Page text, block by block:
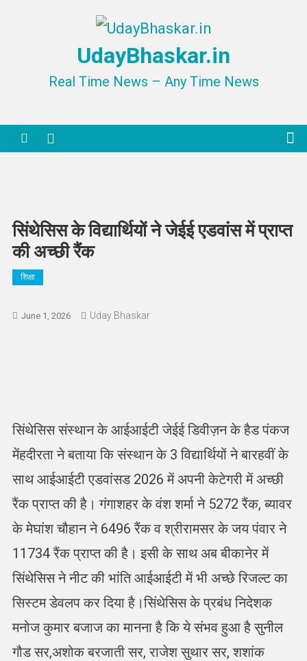
UdayBhaskar.in
Real Time News – Any Time News
सिंथेसिस के विद्यार्थियों ने जेईई एडवांस में प्राप्त
की अच्छी रैंक
शिक्षा
June 1, 2026 Uday Bhaskar
सिंथेसिस संस्थान के आईआईटी जेईई डिवीज़न के हैड पंकज
मेंहदीरता ने बताया कि संस्थान के 3 विद्यार्थियों ने बारहवीं के
साथ आईआईटी एडवांसड 2026 में अपनी केटेगरी में अच्छी
रैंक प्राप्त की है। गंगाशहर के वंश शर्मा ने 5272 रैंक, ब्यावर
के मेघांश चौहान ने 6496 रैंक व श्रीरामसर के जय पंवार ने
11734 रैंक प्राप्त की है। इसी के साथ अब बीकानेर में
सिंथेसिस ने नीट की भांति आईआईटी में भी अच्छे रिजल्ट का
सिस्टम डेवलप कर दिया है।सिंथेसिस के प्रबंध निदेशक
मनोज कुमार बजाज का मानना है कि ये संभव हुआ है सुनील
गौड सर,अशोक बरजाती सर, राजेश सुथार सर, शशांक